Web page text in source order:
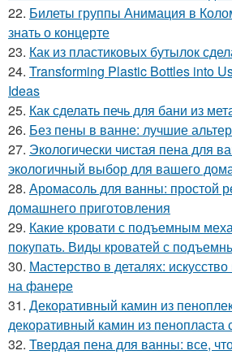
22. Билеты группы Анимация в
знать о концерте
23. Как из пластиковых бутылок
24. Transforming Plastic Bottles into
Ideas
25. Как сделать печь для бани из
26. Без пены в ванне: лучшие
27. Экологически чистая пена для
экологичный выбор для вашего
28. Аромасоль для ванны: простой
домашнего приготовления
29. Какие кровати с подъемным
покупать. Виды кроватей с
30. Мастерство в деталях:
на фанере
31. Декоративный камин из
декоративный камин из пенопласта
32. Твердая пена для ванны: все,